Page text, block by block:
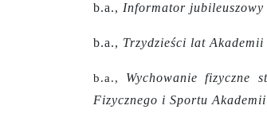
b.a., Informator jubileuszowy
b.a., Trzydzieści lat
b.a.,
Wychowanie fizyczne
Fizycznego i Sportu